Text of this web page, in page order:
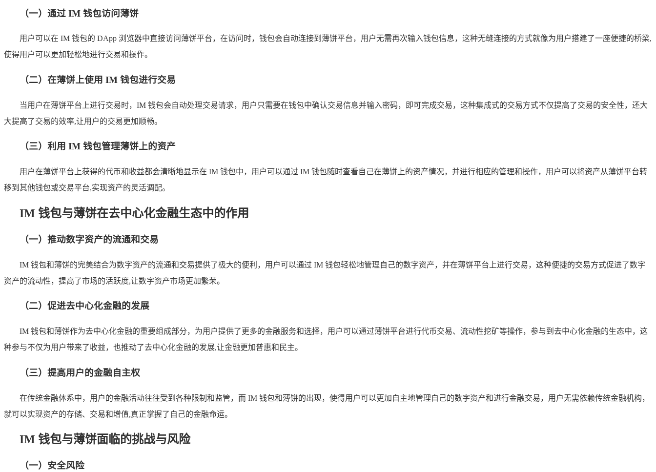
（一）通过 IM 钱包访问薄饼
用户可以在 IM 钱包的 DApp 浏览器中直接访问薄饼平台，在访问时，钱包会自动连接到薄饼平台，用户无需再次输入钱包信息，这种无缝连接的方式就像为用户搭建了一座便捷的桥梁,
使得用户可以更加轻松地进行交易和操作。
（二）在薄饼上使用 IM 钱包进行交易
当用户在薄饼平台上进行交易时，IM 钱包会自动处理交易请求，用户只需要在钱包中确认交易信息并输入密码，即可完成交易，这种集成式的交易方式不仅提高了交易的安全性，还大
大提高了交易的效率,让用户的交易更加顺畅。
（三）利用 IM 钱包管理薄饼上的资产
用户在薄饼平台上获得的代币和收益都会清晰地显示在 IM 钱包中，用户可以通过 IM 钱包随时查看自己在薄饼上的资产情况，并进行相应的管理和操作，用户可以将资产从薄饼平台转
移到其他钱包或交易平台,实现资产的灵活调配。
IM 钱包与薄饼在去中心化金融生态中的作用
（一）推动数字资产的流通和交易
IM 钱包和薄饼的完美结合为数字资产的流通和交易提供了极大的便利，用户可以通过 IM 钱包轻松地管理自己的数字资产，并在薄饼平台上进行交易，这种便捷的交易方式促进了数字
资产的流动性，提高了市场的活跃度,让数字资产市场更加繁荣。
（二）促进去中心化金融的发展
IM 钱包和薄饼作为去中心化金融的重要组成部分，为用户提供了更多的金融服务和选择，用户可以通过薄饼平台进行代币交易、流动性挖矿等操作，参与到去中心化金融的生态中，这
种参与不仅为用户带来了收益，也推动了去中心化金融的发展,让金融更加普惠和民主。
（三）提高用户的金融自主权
在传统金融体系中，用户的金融活动往往受到各种限制和监管，而 IM 钱包和薄饼的出现，使得用户可以更加自主地管理自己的数字资产和进行金融交易，用户无需依赖传统金融机构，
就可以实现资产的存储、交易和增值,真正掌握了自己的金融命运。
IM 钱包与薄饼面临的挑战与风险
（一）安全风险